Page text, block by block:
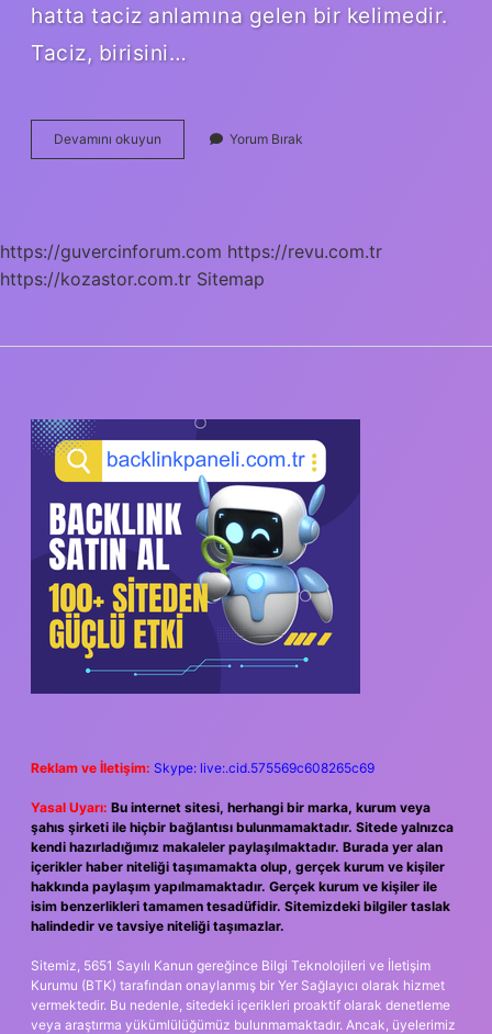
hatta taciz anlamına gelen bir kelimedir.
Taciz, birisini…
Devamını okuyun
Ve
Yorum Bırak
https://guvercinforum.com https://revu.com.tr
https://kozastor.com.tr Sitemap
SIDEBAR
Reklam ve İletişim: Skype: live:.cid.575569c608265c69
Yasal Uyarı: Bu internet sitesi, herhangi bir marka, kurum veya
şahıs şirketi ile hiçbir bağlantısı bulunmamaktadır. Sitede yalnızca
kendi hazırladığımız makaleler paylaşılmaktadır. Burada yer alan
içerikler haber niteliği taşımamakta olup, gerçek kurum ve kişiler
hakkında paylaşım yapılmamaktadır. Gerçek kurum ve kişiler ile
isim benzerlikleri tamamen tesadüfidir. Sitemizdeki bilgiler taslak
halindedir ve tavsiye niteliği taşımazlar.
Sitemiz, 5651 Sayılı Kanun gereğince Bilgi Teknolojileri ve İletişim
Kurumu (BTK) tarafından onaylanmış bir Yer Sağlayıcı olarak hizmet
vermektedir. Bu nedenle, sitedeki içerikleri proaktif olarak denetleme
veya araştırma yükümlülüğümüz bulunmamaktadır. Ancak, üyelerimiz